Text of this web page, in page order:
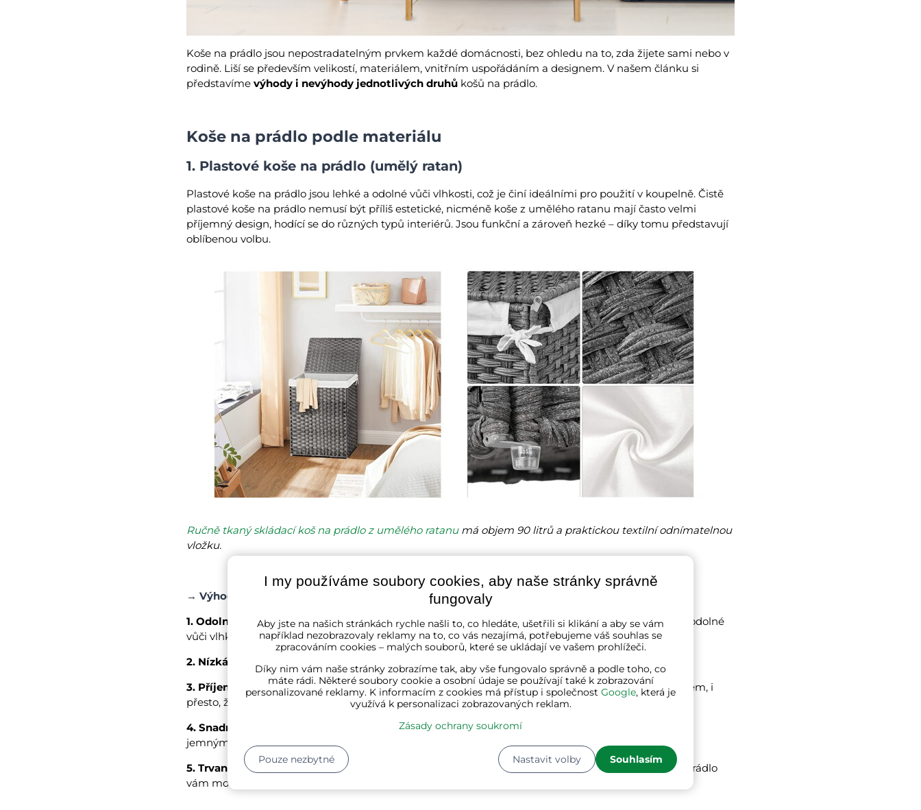
Koše na prádlo jsou nepostradatelným prvkem každé domácnosti, bez ohledu na to, zda žijete sami nebo v
rodině. Liší se především velikostí, materiálem, vnitřním uspořádáním a designem. V našem článku si
představíme výhody i nevýhody jednotlivých druhů košů na prádlo.
Koše na prádlo podle materiálu
1. Plastové koše na prádlo (umělý ratan)
Plastové koše na prádlo jsou lehké a odolné vůči vlhkosti, což je činí ideálními pro použití v koupelně. Čistě
plastové koše na prádlo nemusí být příliš estetické, nicméně koše z umělého ratanu mají často velmi
příjemný design, hodící se do různých typů interiérů. Jsou funkční a zároveň hezké – díky tomu představují
oblíbenou volbu.
Ručně tkaný skládací koš na prádlo z umělého ratanumá objem 90 litrů a praktickou textilní odnímatelnou
vložku.
→ Výhody:
1. Odolnost vůči vlhkosti:Benefit číslo jedna, který mnohé přesvědčí. Plastové koše na prádlo jsou odolné
vůči vlhkosti, skvěle se proto hodí do koupelny.
2. Nízká váha:
3. Příjemný design:V dnešní době naleznete na trhu množství košů na prádlo s příjemným designem, i
přesto, že jsou vyrobeny z plastu. Umělý ratan se podobá přírodnímu ratanu, má přirozený vzhled.
4. Snadná údržba:
Plastové koše se snadno čistí. Stačí je otřít vlhkým hadrem nebo je omýt vodou a
jemným čistícím prostředkem.
5. Trvanlivost:
Syntetický ratan je odolný vůči opotřebování a poškození, což znamená, že koše na prádlo
vám mohou sloužit dlouhá léta.
I my používáme soubory cookies, aby naše stránky správně
fungovaly
Aby jste na našich stránkách rychle našli to, co hledáte, ušetřili si klikání a aby se vám
například nezobrazovaly reklamy na to, co vás nezajímá, potřebujeme váš souhlas se
zpracováním cookies – malých souborů, které se ukládají ve vašem prohlížeči.
Díky nim vám naše stránky zobrazíme tak, aby vše fungovalo správně a podle toho, co
máte rádi. Některé soubory cookie a osobní údaje se používají také k zobrazování
personalizované reklamy. K informacím z cookies má přístup i společnost Google, která je
využívá k personalizaci zobrazovaných reklam.
Zásady ochrany soukromí
Nastavit volby Souhlasím
Pouze nezbytné